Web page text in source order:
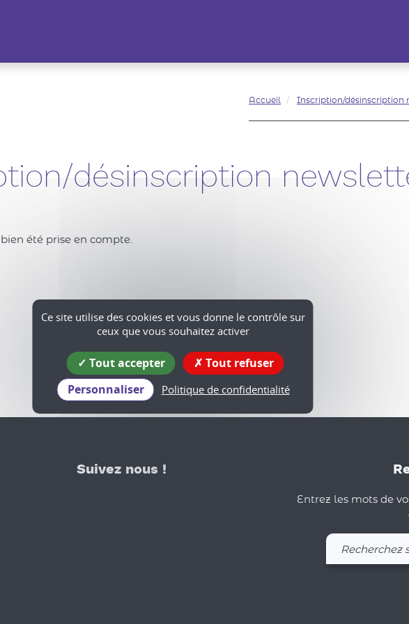
Accueil Inscription/désinscription
désinscription
été prise en compte.
Suivez nous !
Entrez les mots de
Recherchez
sur
Ce site utilise des cookies et vous donne le contrôle sur
ceux que vous souhaitez activer
Tout accepter
Tout refuser
Personnaliser
Politique de confidentialité